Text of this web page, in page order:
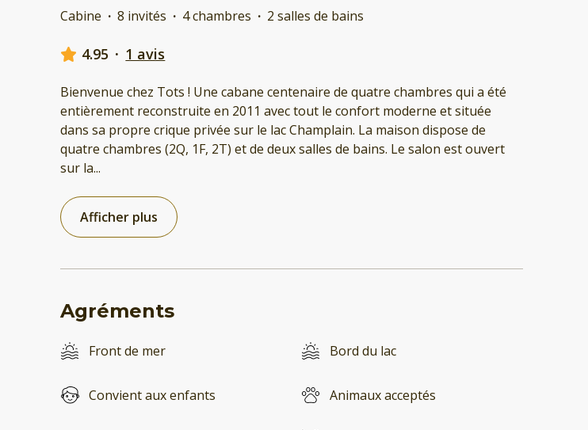
Cabine · 8 invités · 4 chambres · 2 salles de bains
4.95 · 1 avis
Bienvenue chez Tots ! Une cabane centenaire de quatre chambres qui a été
entièrement reconstruite en 2011 avec tout le confort moderne et située
dans sa propre crique privée sur le lac Champlain. La maison dispose de
quatre chambres (2Q, 1F, 2T) et de deux salles de bains. Le salon est ouvert
sur la...
Afficher plus
Agréments
Front de mer Bord du lac
Convient aux enfants Animaux acceptés